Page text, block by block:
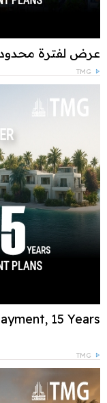
عرض لفترة محدودة مقدم 1.5% و
TMG
15 Years
TMG